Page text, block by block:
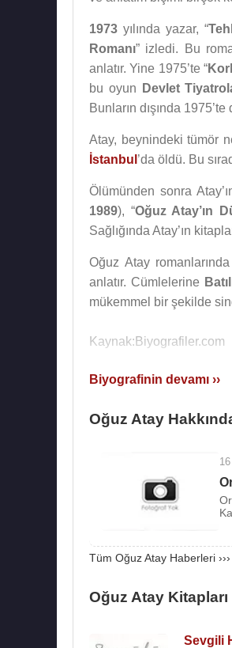
1973 yılında yazar, “
Romanı” izledi. Bu
anlatır. Yine 1975’te “
bu oyun
Devlet
Bunların dışında
Atay, beynindeki tümör
İstanbul ’da öldü. Bu
Ölümünden sonra
1989), “Oğuz Atay’ın
Sağlığında Atay’ın
Oğuz Atay
anlatır. Cümlelerine
mükemmel bir şekilde
Kaynak:Biyografiler.com
Biyografinin devamı ››
Oğuz Atay
Tüm Oğuz Atay Haberleri ›››
Oğuz Atay Kitapları
Sevgili